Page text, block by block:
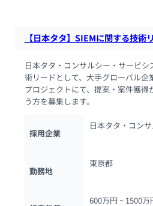
【日本タタ】SIEMに関する技術
日本タタ・コンサルシー・サービシ
術リードとして、大手グローバル企
プロジェクトにて、提案・案件獲
う方を募集します。
採用企業
日本タタ・コン
勤務地
東京都
600万円 ~ 1500万